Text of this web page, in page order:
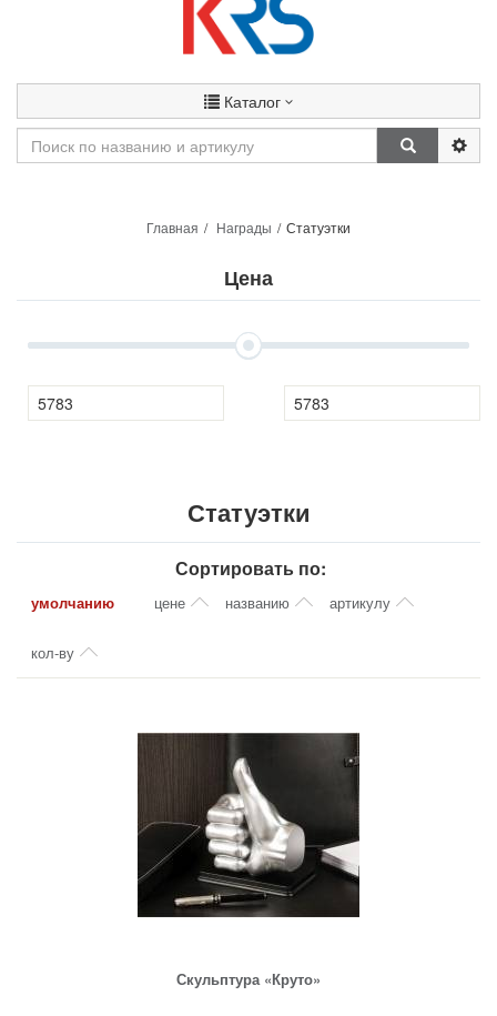
Каталог
Главная Награды Статуэтки
Цена
Статуэтки
Сортировать по:
умолчанию цене названию артикулу
кол-ву
Скульптура «Круто»